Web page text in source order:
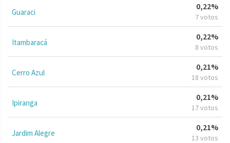
Guaraci
0,22%
7 votos
Itambaracá
0,22%
8 votos
Cerro Azul
0,21%
18 votos
Ipiranga
0,21%
17 votos
Jardim Alegre
0,21%
13 votos